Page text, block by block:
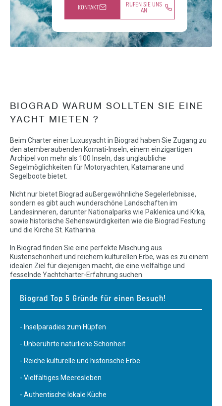
KONTAKT
RUFEN SIE UNS
AN
BIOGRAD WARUM SOLLTEN SIE EINE
YACHT MIETEN ?
Beim Charter einer Luxusyacht in Biograd haben Sie Zugang zu
den atemberaubenden Kornati-Inseln, einem einzigartigen
Archipel von mehr als 100 Inseln, das unglaubliche
Segelmöglichkeiten für Motoryachten, Katamarane und
Segelboote bietet.
Nicht nur bietet Biograd außergewöhnliche Segelerlebnisse,
sondern es gibt auch wunderschöne Landschaften im
Landesinneren, darunter Nationalparks wie Paklenica und Krka,
sowie historische Sehenswürdigkeiten wie die Biograd Festung
und die Kirche St. Katharina.
In Biograd finden Sie eine perfekte Mischung aus
Küstenschönheit und reichem kulturellen Erbe, was es zu einem
idealen Ziel für diejenigen macht, die eine vielfältige und
fesselnde Yachtcharter-Erfahrung suchen.
Biograd Top 5 Gründe für einen Besuch!
- Inselparadies zum Hüpfen
- Unberührte natürliche Schönheit
- Reiche kulturelle und historische Erbe
- Vielfältiges Meeresleben
- Authentische lokale Küche